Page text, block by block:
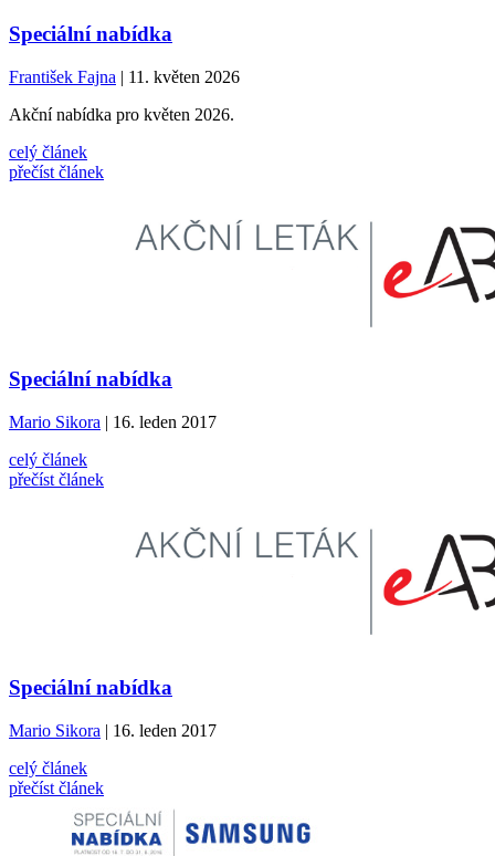
Speciální nabídka
František Fajna| 11. květen 2026
Akční nabídka pro květen 2026.
celý článek
přečíst článek
Speciální nabídka
Mario Sikora| 16. leden 2017
celý článek
přečíst článek
Speciální nabídka
Mario Sikora| 16. leden 2017
celý článek
přečíst článek